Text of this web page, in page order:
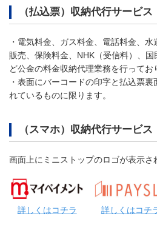
（払込票）収納代行サービス
・電気料金、ガス料金、電話料金、
販売、保険料金、NHK（受信料）、
ど公金の料金収納代理業務を行ってお
・表面にバーコードの印字と払込票
れているものに限ります。
（スマホ）収納代行サービス
画面上にミニストップのロゴが表示さ
詳しくはコチラ 詳しくはコチ